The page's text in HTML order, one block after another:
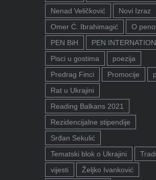
Nenad Veličković
Novi Izraz
Omer Ć. Ibrahimagić
O
PEN BiH
PEN
Pisci u gostima
poezija
Predrag Finci
Promocije
Rat u Ukrajini
Reading Balkans 2021
Rezidencijalne stipendije
Srđan Sekulić
Tematski blok o Ukrajini
vijesti
Željko Ivanković